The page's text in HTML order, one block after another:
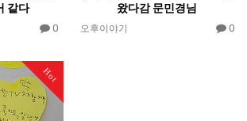
같다
0
왔다감 문민경님
오후이야기 0
Hot